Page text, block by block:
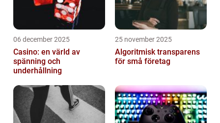
06 december 2025
Casino: en värld av
spänning och
underhållning
25 november 2025
Algoritmisk transparens
för små företag